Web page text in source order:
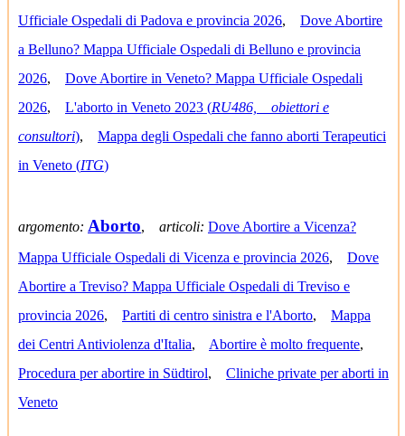
Ufficiale Ospedali di Padova e provincia 2026, Dove Abortire
a Belluno? Mappa Ufficiale Ospedali di Belluno e provincia
2026, Dove Abortire in Veneto? Mappa Ufficiale Ospedali
2026, L'aborto in Veneto 2023 (RU486, obiettori e
consultori), Mappa degli Ospedali che fanno aborti Terapeutici
in Veneto (ITG)
argomento: Aborto, articoli: Dove Abortire a Vicenza?
Mappa Ufficiale Ospedali di Vicenza e provincia 2026, Dove
Abortire a Treviso? Mappa Ufficiale Ospedali di Treviso e
provincia 2026, Partiti di centro sinistra e l'Aborto, Mappa
dei Centri Antiviolenza d'Italia, Abortire è molto frequente,
Procedura per abortire in Südtirol, Cliniche private per aborti in
Veneto